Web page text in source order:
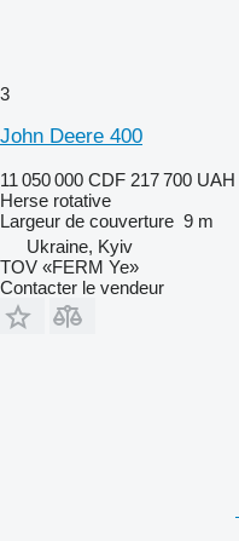
3
John Deere 400
11 050 000 CDF 217 700 UAH
Herse rotative
Largeur de couverture 9 m
Ukraine, Kyiv
TOV «FERM Ye»
Contacter le vendeur